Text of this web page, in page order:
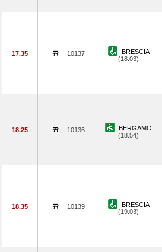
17.35 10137
BRESCIA
(18.03)
18.25 10136
BERGAMO
(18.54)
18.35 10139
BRESCIA
(19.03)